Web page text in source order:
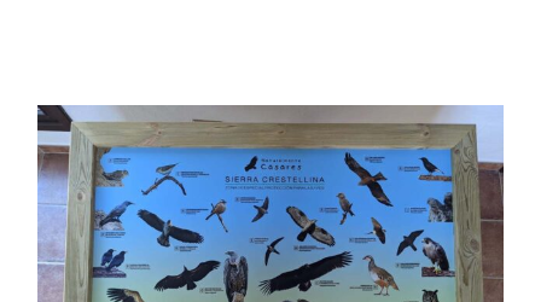
Mirador ornitológico en